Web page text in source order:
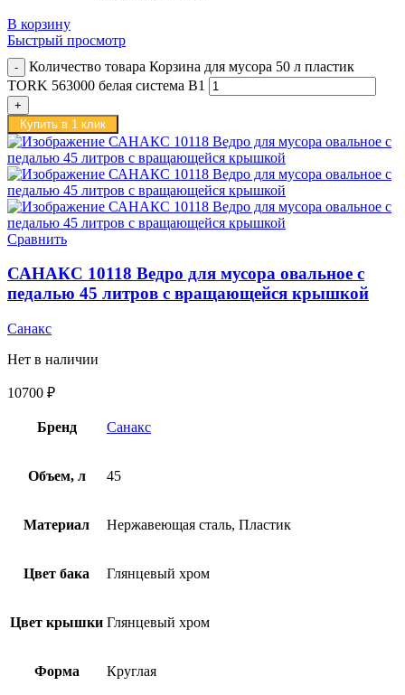
В корзину
Быстрый просмотр
Количество товара Корзина для мусора 50 л пластик
TORK 563000 белая система B1
Купить в 1 клик
Сравнить
САНАКС 10118 Ведро для мусора овальное с
педалью 45 литров с вращающейся крышкой
Санакс
Нет в наличии
10700 ₽
Бренд Санакс
Объем, л 45
Материал Нержавеющая сталь, Пластик
Цвет бака Глянцевый хром
Цвет крышки Глянцевый хром
Форма Круглая